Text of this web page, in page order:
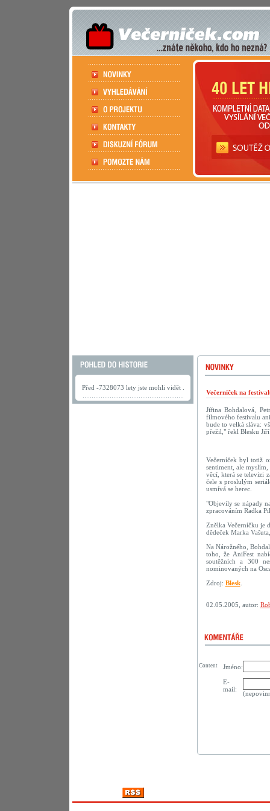
Před -7328073 lety jste mohli vidět .
Večerníček na
Jiřina Bohdalová,
filmového festivalu
bude to velká sláva:
přežil," řekl Blesku
Večerníček byl totiž
sentiment, ale
věcí, která se televizi
čele s proslulým
usmívá se herec.
"Objevily se nápady
zpracováním Radka
Znělka Večerníčku je
dědeček Marka
Na Nárožného,
toho, že AniFest
soutěžních a 300
nominovaných na
Zdroj: Blesk.
02.05.2005, autor:
Jméno:
E-
mail:
Content